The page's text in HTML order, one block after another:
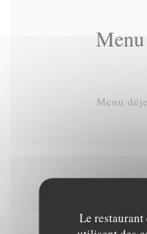
Le restaurant
Menu